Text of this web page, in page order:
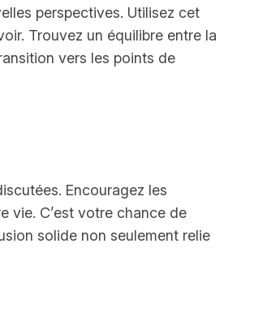
perspectives. Utilisez cet
Trouvez un équilibre entre la
vers les points de
Encouragez les
vie. C’est votre chance de
solide non seulement relie